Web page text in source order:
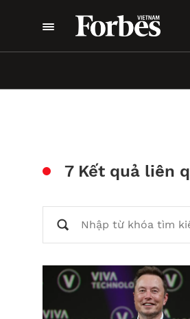
7 Kết quả liên